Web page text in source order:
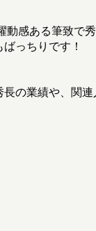
感ある筆致で
っちりです！
の業績や、関